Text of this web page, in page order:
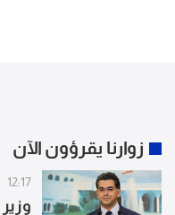
زوارنا يقرؤون الآن
12:17